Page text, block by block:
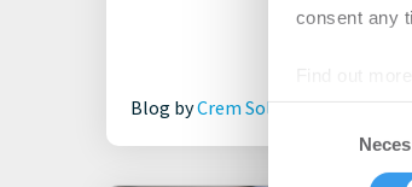
consent any
We use
Consent
Selection
Blog byCrem Solutions GmbH &